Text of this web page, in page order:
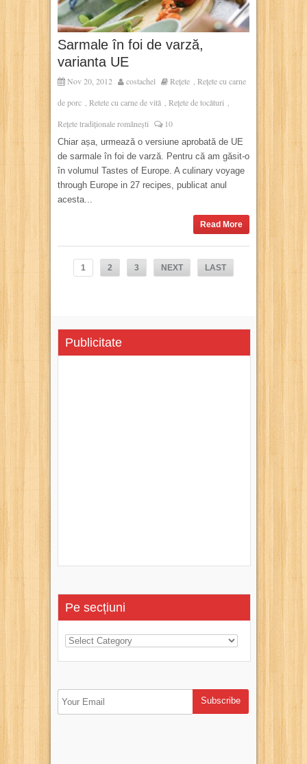
Sarmale în foi de varză,
varianta UE
Nov 20, 2012 costachel Rețete , Rețete cu carne
de porc , Retete cu carne de vită , Rețete de tocături ,
Rețete tradiționale românești 10
Chiar așa, urmează o versiune aprobată de UE
de sarmale în foi de varză. Pentru că am găsit-o
în volumul Tastes of Europe. A culinary voyage
through Europe in 27 recipes, publicat anul
acesta...
Read More
1 2 3 NEXT LAST
Publicitate
Pe secțiuni